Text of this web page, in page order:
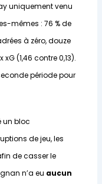
uniquement venu
mêmes : 76 % de
à zéro, douze
(1,46 contre 0,13).
période pour
un bloc
de jeu, les
de casser le
n’a eu aucun